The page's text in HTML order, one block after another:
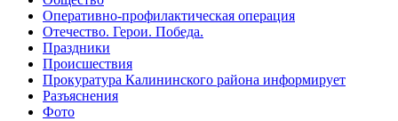
Оперативно-профилактическая операция
Отечество. Герои. Победа.
Праздники
Происшествия
Прокуратура Калининского района информирует
Разъяснения
Фото